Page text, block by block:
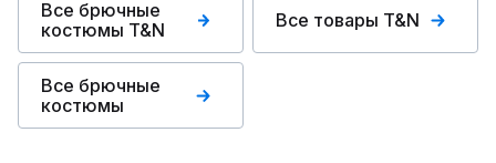
Все брючные
костюмы T&N
Все товары T&N
Все брючные
костюмы